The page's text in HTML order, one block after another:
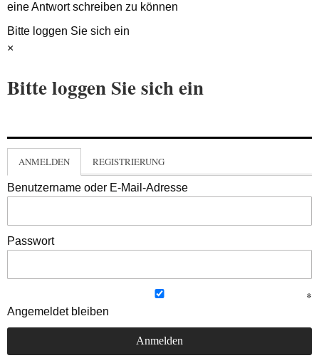
eine Antwort schreiben zu können
Bitte loggen Sie sich ein
×
Bitte loggen Sie sich ein
ANMELDEN REGISTRIERUNG
Benutzername oder E-Mail-Adresse
Passwort
Angemeldet bleiben